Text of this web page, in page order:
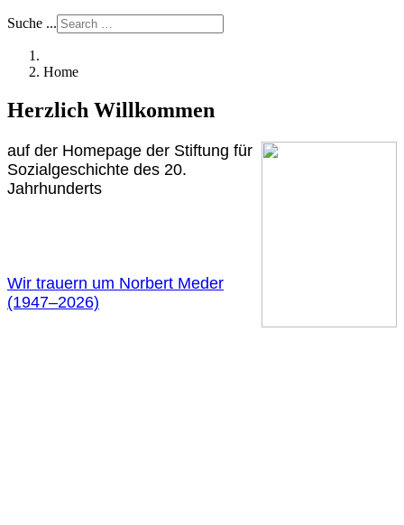
Suche ...
Home
Herzlich Willkommen
auf der Homepage der Stiftung für
Sozialgeschichte des 20.
Jahrhunderts
Wir trauern um Norbert Meder
(1947–2026)